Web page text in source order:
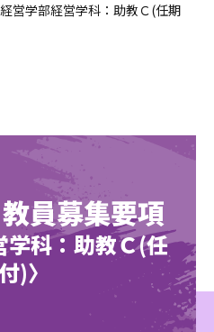
営学部経営学科：助教Ｃ(任期
員募集要項
学科：助教Ｃ(任
)〉